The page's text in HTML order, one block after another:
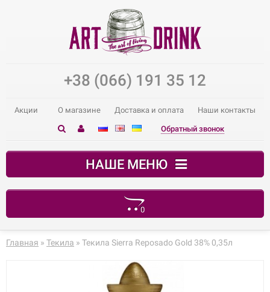
+38 (066) 191 35 12
Акции О магазине Доставка и оплата Наши контакты
Обратный звонок
НАШЕ МЕНЮ
0
В корзине пусто!
Главная » Текила » Текила Sierra Reposado Gold 38% 0,35л